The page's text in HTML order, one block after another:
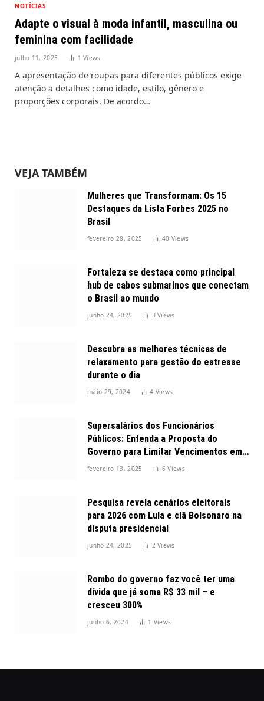
NOTÍCIAS
Adapte o visual à moda infantil, masculina ou
feminina com facilidade
julho 11, 2025 1Views
A apresentação de roupas para diferentes públicos exige
atenção a detalhes como idade, estilo, gênero e
proporções corporais. De acordo…
VEJA TAMBÉM
Mulheres que Transformam: Os 15
Destaques da Lista Forbes 2025 no
Brasil
fevereiro 28, 2025 40 Views
Fortaleza se destaca como principal
hub de cabos submarinos que conectam
o Brasil ao mundo
junho 24, 2025 3Views
Descubra as melhores técnicas de
relaxamento para gestão do estresse
durante o dia
maio 29, 2024 4 Views
Supersalários dos Funcionários
Públicos: Entenda a Proposta do
Governo para Limitar Vencimentos em
2025
fevereiro 13, 2025 6Views
Pesquisa revela cenários eleitorais
para 2026 com Lula e clã Bolsonaro na
disputa presidencial
junho 24, 2025 2Views
Rombo do governo faz você ter uma
dívida que já soma R$ 33 mil – e
cresceu 300%
junho 6, 2024 1 Views